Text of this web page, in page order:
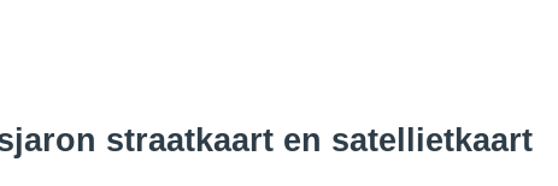
straatkaart en satellietkaart